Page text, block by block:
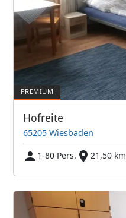
Hofreite
65205 Wiesbaden
1-80 Pers.
21,50 km